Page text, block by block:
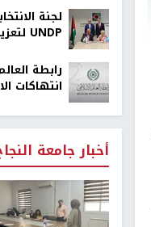
لجنة
UNDP لتعزيز الجاهزية لانتخابات 2026
رابطة
انتهاكات
أخبار جامعة